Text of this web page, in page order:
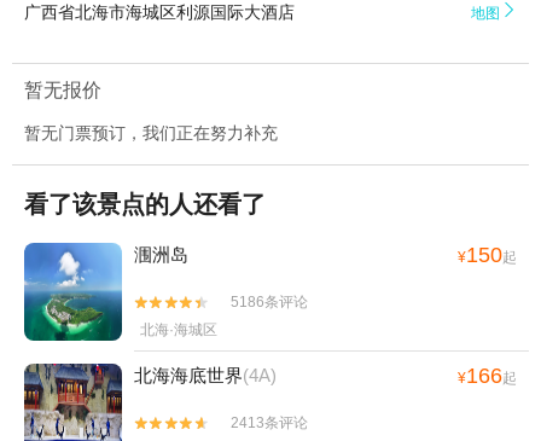
广西省北海市海城区利源国际大酒店 地图 
暂无报价
暂无门票预订，我们正在努力补充
看了该景点的人还看了
涠洲岛 ¥150起


5186条评论
北海·海城区
北海海底世界(4A) ¥166起


2413条评论